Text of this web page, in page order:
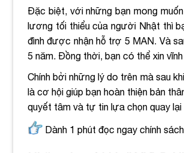
Đặc biệt, với những bạn mong
lương tối thiểu của người Nhật thì
đình được nhận hỗ trợ 5 MAN. Và
5 năm. Đồng thời, bạn có thể xin
Chính bởi những lý do trên mà sau
là cơ hội giúp bạn hoàn thiện bản
quyết tâm và tự tin lựa chọn quay
Dành 1 phút đọc ngay chính